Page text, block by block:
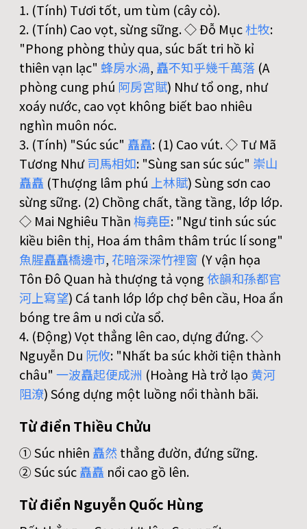
1. (Tính) Tươi tốt, um tùm (cây cỏ).
2. (Tính) Cao vọt, sừng sững. ◇ Đỗ Mục杜牧:
"Phong phòng thủy qua, súc bất tri hồ kỉ
thiên vạn lạc" 蜂房水渦, 矗不知乎幾千萬落 (A
phòng cung phú 阿房宮賦) Như tổ ong, như
xoáy nước, cao vọt không biết bao nhiêu
nghìn muôn nóc.
3. (Tính) "Súc súc" 矗矗: (1) Cao vút. ◇ Tư Mã
Tương Như司馬相如: "Sùng san súc súc" 崇山
矗矗 (Thượng lâm phú 上林賦) Sùng sơn cao
sừng sững. (2) Chồng chất, tầng tầng, lớp lớp.
◇ Mai Nghiêu Thần梅堯臣: "Ngư tinh súc súc
kiều biên thị, Hoa ám thâm thâm trúc lí song"
魚腥矗矗橋邊市, 花暗深深竹裡窗 (Y vận họa
Tôn Đô Quan hà thượng tả vọng依韻和孫都官
河 上寫望) Cá tanh lớp lớp chợ bên cầu, Hoa ẩn
bóng tre âm u nơi cửa sổ.
4. (Động) Vọt thẳng lên cao, dựng đứng. ◇
Nguyễn Du 阮攸: "Nhất ba súc khởi tiện thành
châu" 一波矗起便成洲 (Hoàng Hà trở lạo 黄河
阻潦) Sóng dựng một luồng nổi thành bãi.
Từ điển Thiều Chửu
① Súc nhiên 矗然 thẳng đườn, đứng sững.
② Súc súc矗矗 nổi cao gồ lên.
Từ điển Nguyễn Quốc Hùng